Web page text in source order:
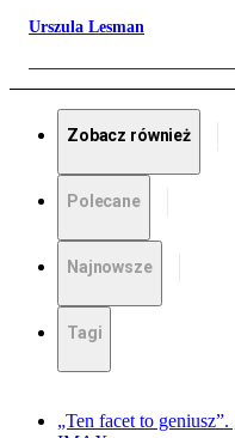
Urszula Lesman
Zobacz również
Polecane
Najnowsze
Tagi
„Ten facet to